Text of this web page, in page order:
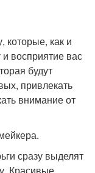
которые, как и
восприятие вас
будут
привлекать
внимание от
сразу выделят